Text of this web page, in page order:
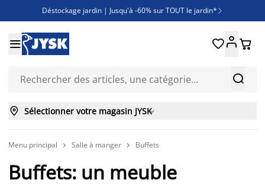
Déstockage jardin | Jusqu'à -60% sur TOUT le jardin* 
Jusqu'à -50% sur une sélection literie
Découvrez les nouveautés de la collection


 
 Sélectionner votre magasin JYSK
Menu principal  Salle à manger  Buffets
Buffets: un meuble